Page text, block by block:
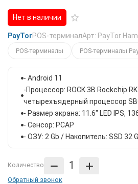
Нет в наличии
PayTorPOS-терминалАрт: PayTor
POS-терминалы POS-терминалы
- Android 11
-Процессор: ROCK 3B Rockchip
четырехъядерный процессор
- Размер экрана: 11.6" LED IPS,
- Сенсор: PCAP
- ОЗУ: 2 Gb / Накопитель: SSD 32
Количество
Обратный звонок